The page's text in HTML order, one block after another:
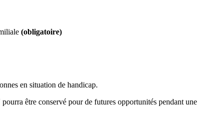
(obligatoire)
en situation de handicap.
être conservé pour de futures opportunités pendant une